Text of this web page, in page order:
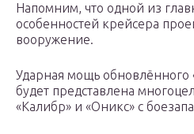
Напомним, что одной из
особенностей крейсера
вооружение.
Ударная мощь обновлённого
будет представлена
«Калибр» и «Оникс» с